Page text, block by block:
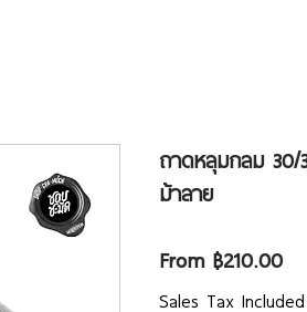
ถาดหลุมกลม 30/
ม้าลาย
From ฿210.00
Sales Tax Included